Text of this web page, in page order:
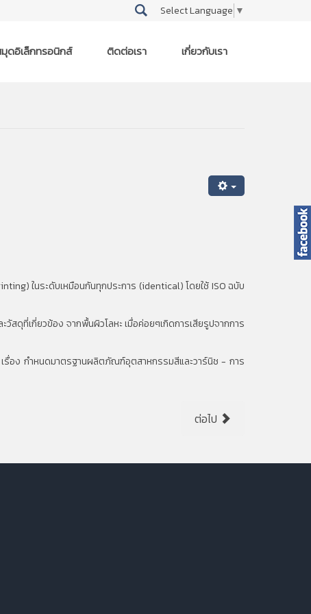
Select Language ▼
ดอิเล็กทรอนิกส์ ติดต่อเรา เกี่ยวกับเรา
ในระดับเหมือนกันทุกประการ (identical) โดยใช้ ISO ฉบับ
ดุที่เกี่ยวข้อง จากพื้นผิวโลหะ เมื่อค่อยๆเกิดการเสียรูปจากการ
อง กำหนดมาตรฐานผลิตภัณฑ์อุตสาหกรรมสีและวาร์นิช - การ
ต่อไป